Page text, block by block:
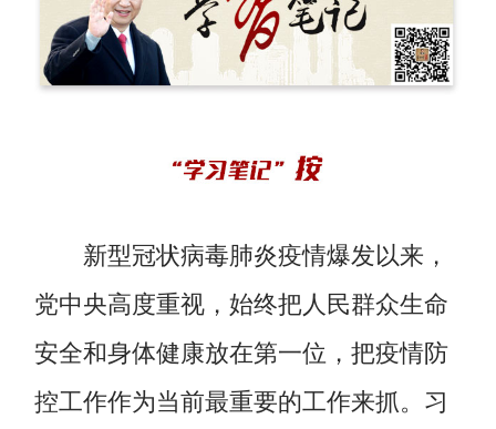
新型冠状病毒肺炎疫情爆发以来，
党中央高度重视，始终把人民群众生命
安全和身体健康放在第一位，把疫情防
控工作作为当前最重要的工作来抓。习